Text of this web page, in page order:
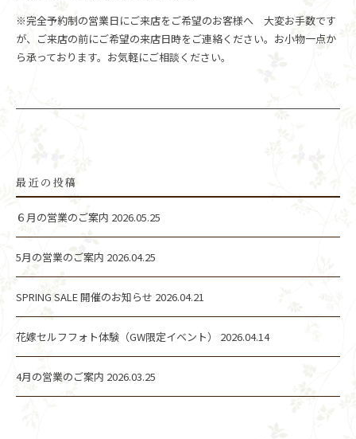
※完全予約制の営業日にご来店をご希望のお客様へ 大変お手数です
が、ご来店の前にご希望の来店日時をご連絡ください。お小物一点か
ら承っております。お気軽にご相談ください。
最近の投稿
６月の営業のご案内 2026.05.25
5月の営業のご案内 2026.04.25
SPRING SALE 開催のお知らせ 2026.04.21
花嫁セルフフォト体験（GW限定イベント） 2026.04.14
4月の営業のご案内 2026.03.25